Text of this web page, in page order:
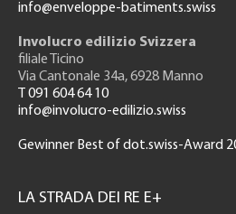
info@enveloppe-batiments.swiss
Involucro edilizio Svizzera
filiale Ticino
Via Cantonale 34a, 6928 Manno
T 091 604 64 10
info@involucro-edilizio.swiss
Gewinner Best of dot.swiss-Award
GH
LA STRADA DEI RE E+